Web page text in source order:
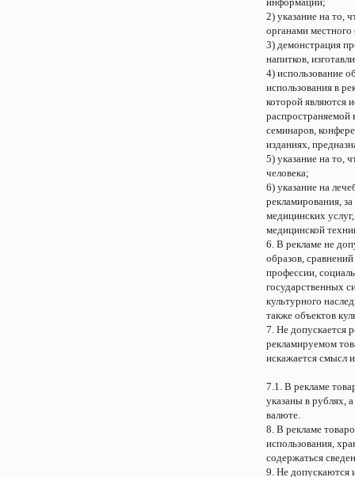
2) указание на то,
органами
3) демонстрация
напитков,
4) использование
использования в
которой являются
распространяемой
семинаров,
изданиях,
5) указание на то,
человека;
6) указание на
рекламирования,
медицинских
медицинской
6. В рекламе не
образов,
профессии,
государственных
культурного
также объектов
7. Не допускается
рекламируемом
искажается смысл
7.1. В рекламе
указаны в рублях,
валюте.
8. В рекламе
использования,
содержаться
9. Не допускаются